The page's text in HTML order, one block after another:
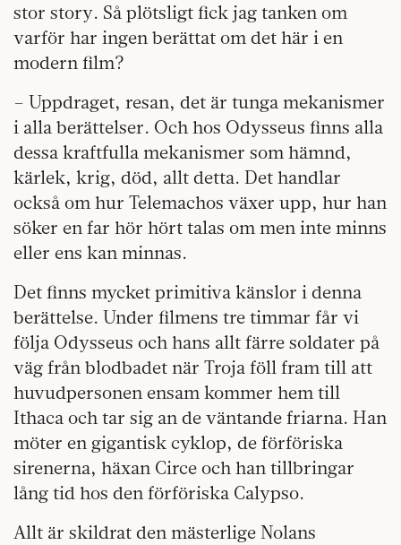
stor story. Så plötsligt fick jag tanken om
varför har ingen berättat om det här i en
modern film?
– Uppdraget, resan, det är tunga mekanismer
i alla berättelser. Och hos Odysseus finns alla
dessa kraftfulla mekanismer som hämnd,
kärlek, krig, död, allt detta. Det handlar
också om hur Telemachos växer upp, hur han
söker en far hör hört talas om men inte minns
eller ens kan minnas.
Det finns mycket primitiva känslor i denna
berättelse. Under filmens tre timmar får vi
följa Odysseus och hans allt färre soldater på
väg från blodbadet när Troja föll fram till att
huvudpersonen ensam kommer hem till
Ithaca och tar sig an de väntande friarna. Han
möter en gigantisk cyklop, de förföriska
sirenerna, häxan Circe och han tillbringar
lång tid hos den förföriska Calypso.
Allt är skildrat den mästerlige Nolans